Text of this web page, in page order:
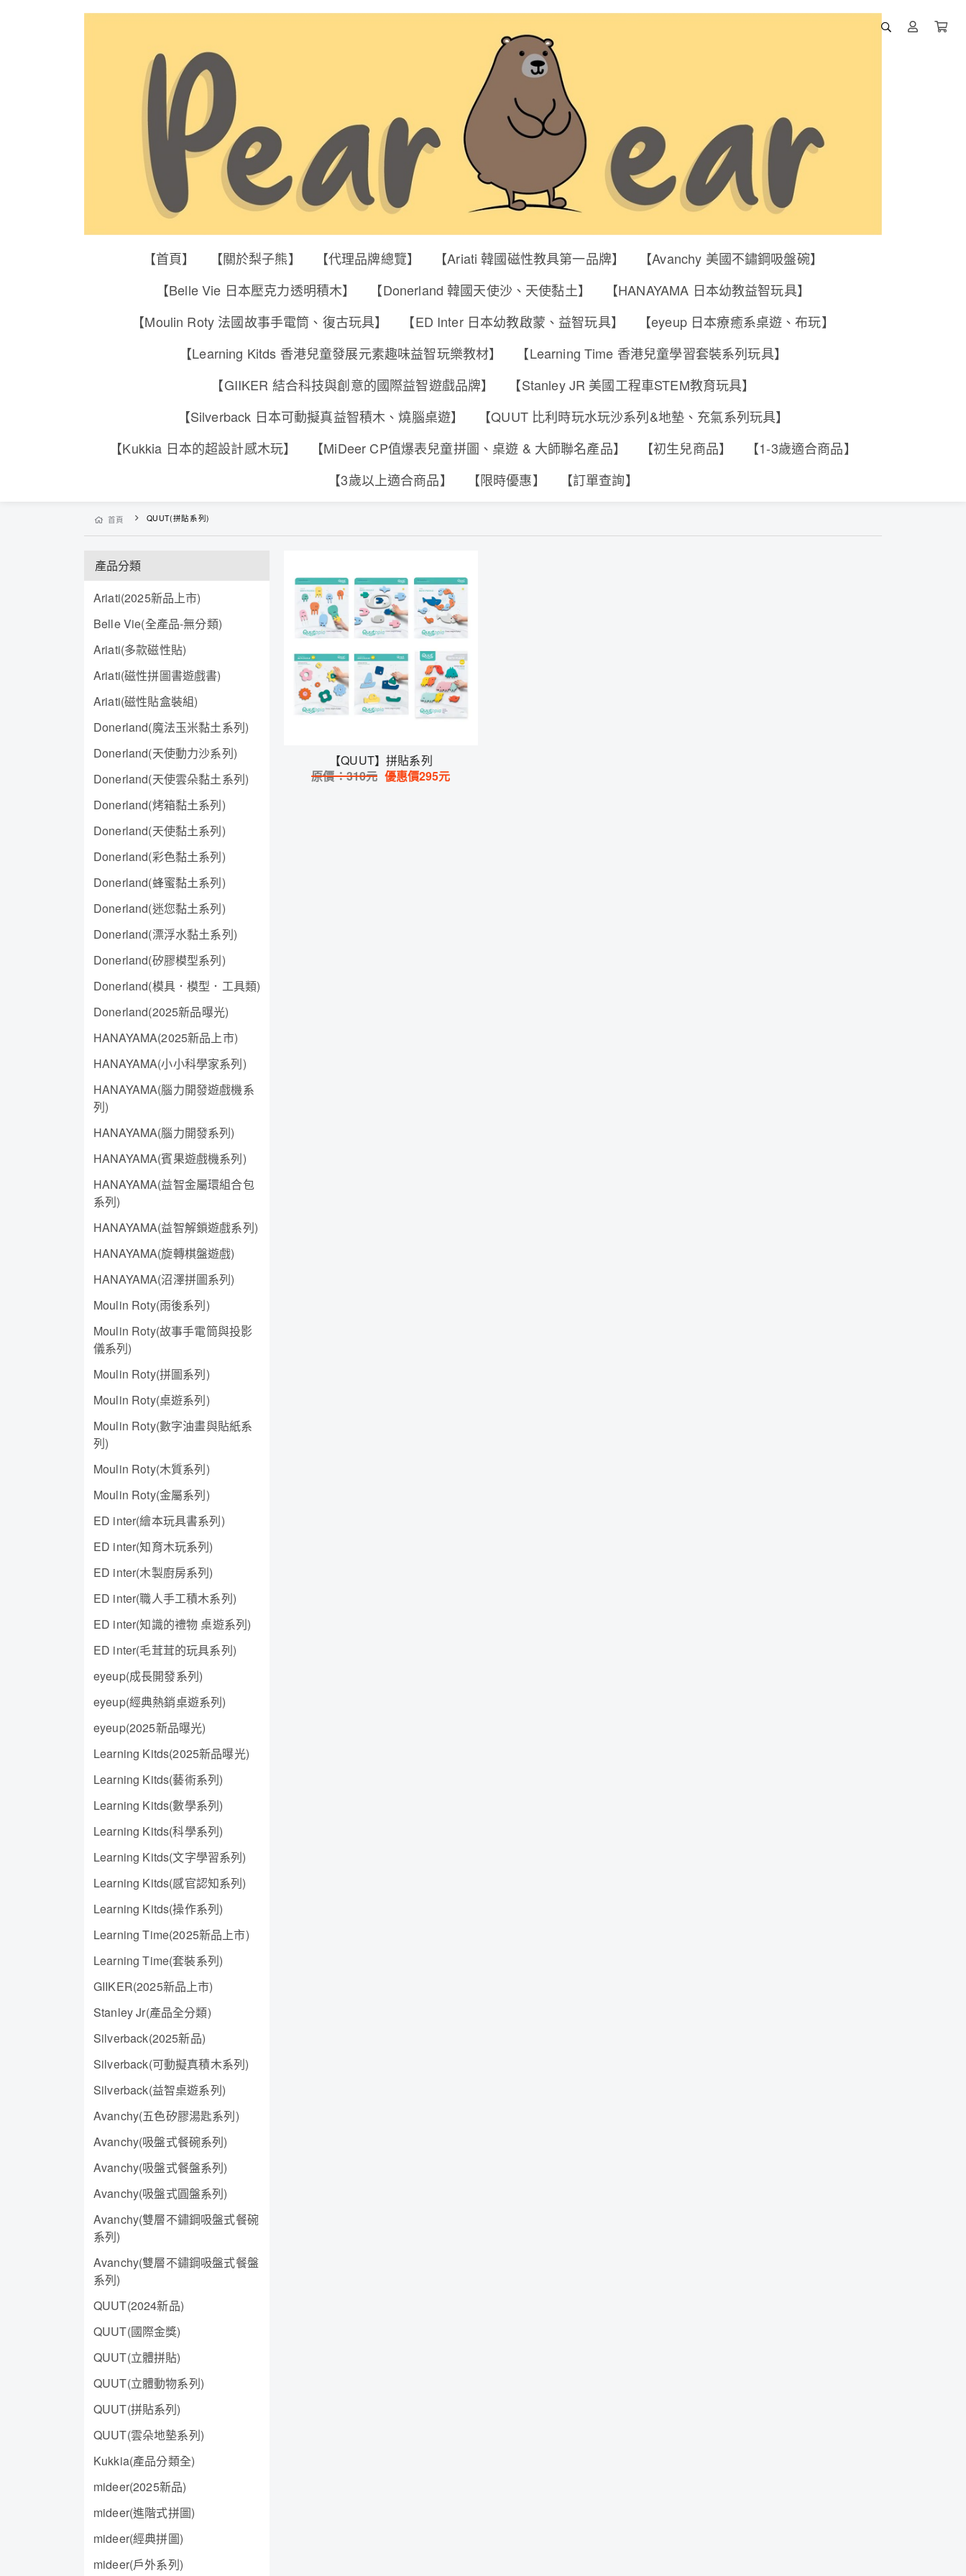
【首頁】 【關於梨子熊】 【代理品牌總覽】 【Ariati 韓國磁性教具第一品牌】
【Avanchy 美國不鏽鋼吸盤碗】
【Belle Vie 日本壓克力透明積木】
【Donerland 韓國天使沙、天使黏土】
【HANAYAMA 日本幼教益智玩具】
【Moulin Roty 法國故事手電筒、復古玩具】
【ED Inter 日本幼教啟蒙、益智玩具】
【eyeup 日本療癒系桌遊、布玩】
【Learning Kitds 香港兒童發展元素趣味益智玩樂教材】
【Learning Time 香港兒童學習套裝系列玩具】
【GIIKER 結合科技與創意的國際益智遊戲品牌】
【Stanley JR 美國工程車STEM教育玩具】
【Silverback 日本可動擬真益智積木、燒腦桌遊】
【QUUT 比利時玩水玩沙系列&地墊、充氣系列玩具】
【Kukkia 日本的超設計感木玩】
【MiDeer CP值爆表兒童拼圖、桌遊 & 大師聯名產品】 【初生兒商品】
【1-3歲適合商品】
【3歲以上適合商品】
【限時優惠】 【訂單查詢】
首頁 QUUT(拼貼系列)
產品分類
Ariati(2025新品上市)
Belle Vie(全產品-無分類)
Ariati(多款磁性貼)
Ariati(磁性拼圖書遊戲書)
Ariati(磁性貼盒裝組)
Donerland(魔法玉米黏土系列)
Donerland(天使動力沙系列)
Donerland(天使雲朵黏土系列)
Donerland(烤箱黏土系列)
Donerland(天使黏土系列)
Donerland(彩色黏土系列)
Donerland(蜂蜜黏土系列)
Donerland(迷您黏土系列)
Donerland(漂浮水黏土系列)
Donerland(矽膠模型系列)
Donerland(模具．模型．工具類)
Donerland(2025新品曝光)
HANAYAMA(2025新品上市)
HANAYAMA(小小科學家系列)
HANAYAMA(腦力開發遊戲機系
列)
HANAYAMA(腦力開發系列)
HANAYAMA(賓果遊戲機系列)
HANAYAMA(益智金屬環組合包
系列)
HANAYAMA(益智解鎖遊戲系列)
HANAYAMA(旋轉棋盤遊戲)
HANAYAMA(沼澤拼圖系列)
Moulin Roty(雨後系列)
Moulin Roty(故事手電筒與投影
儀系列)
Moulin Roty(拼圖系列)
Moulin Roty(桌遊系列)
Moulin Roty(數字油畫與貼紙系
列)
Moulin Roty(木質系列)
Moulin Roty(金屬系列)
ED inter(繪本玩具書系列)
ED inter(知育木玩系列)
ED inter(木製廚房系列)
ED inter(職人手工積木系列)
ED inter(知識的禮物 桌遊系列)
ED inter(毛茸茸的玩具系列)
eyeup(成長開發系列)
eyeup(經典熱銷桌遊系列)
eyeup(2025新品曝光)
Learning Kitds(2025新品曝光)
Learning Kitds(藝術系列)
Learning Kitds(數學系列)
Learning Kitds(科學系列)
Learning Kitds(文字學習系列)
Learning Kitds(感官認知系列)
Learning Kitds(操作系列)
Learning Time(2025新品上市)
Learning Time(套裝系列)
GIIKER(2025新品上市)
Stanley Jr(產品全分類)
Silverback(2025新品)
Silverback(可動擬真積木系列)
Silverback(益智桌遊系列)
Avanchy(五色矽膠湯匙系列)
Avanchy(吸盤式餐碗系列)
Avanchy(吸盤式餐盤系列)
Avanchy(吸盤式圓盤系列)
Avanchy(雙層不鏽鋼吸盤式餐碗
系列)
Avanchy(雙層不鏽鋼吸盤式餐盤
系列)
QUUT(2024新品)
QUUT(國際金獎)
QUUT(立體拼貼)
QUUT(立體動物系列)
QUUT(拼貼系列)
QUUT(雲朵地墊系列)
Kukkia(產品分類全)
mideer(2025新品)
mideer(進階式拼圖)
mideer(經典拼圖)
mideer(戶外系列)
【QUUT】拼貼系列
原價：310元 優惠價295元